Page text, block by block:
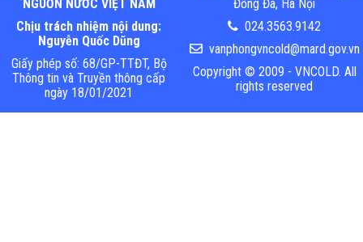
NGUỒN NƯỚC VIỆT NAM
Chịu trách nhiệm nội dung:
Nguyễn Quốc Dũng
Giấy phép số: 68/GP-TTĐT, Bộ
Thông tin và Truyền thông cấp
ngày 18/01/2021
Đống Đa, Hà Nội
024.3563.9142
vanphongvncold@mard.gov.vn
Copyright © 2009 - VNCOLD. All
rights reserved